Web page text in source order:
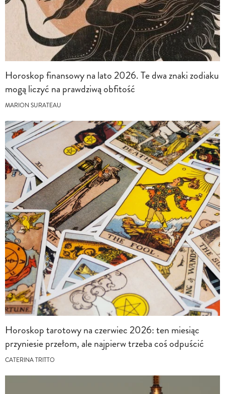
Horoskop finansowy na lato 2026. Te dwa znaki zodiaku
mogą liczyć na prawdziwą obfitość
MARION SURATEAU
Horoskop tarotowy na czerwiec 2026: ten miesiąc
przyniesie przełom, ale najpierw trzeba coś odpuścić
CATERINA TRITTO